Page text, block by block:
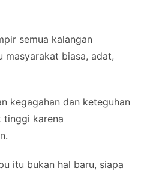
semua kalangan
masyarakat biasa, adat,
kegagahan dan keteguhan
tinggi karena
itu bukan hal baru, siapa